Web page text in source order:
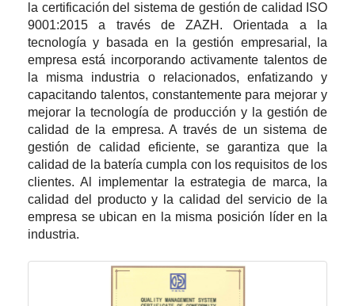
la certificación del sistema de gestión de calidad ISO
9001:2015 a través de ZAZH. Orientada a la
tecnología y basada en la gestión empresarial, la
empresa está incorporando activamente talentos de
la misma industria o relacionados, enfatizando y
capacitando talentos, constantemente para mejorar y
mejorar la tecnología de producción y la gestión de
calidad de la empresa. A través de un sistema de
gestión de calidad eficiente, se garantiza que la
calidad de la batería cumpla con los requisitos de los
clientes. Al implementar la estrategia de marca, la
calidad del producto y la calidad del servicio de la
empresa se ubican en la misma posición líder en la
industria.